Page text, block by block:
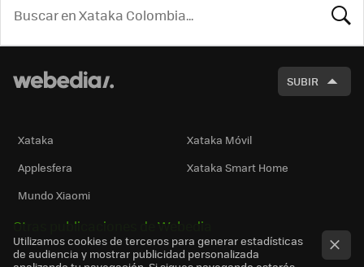
SUBIR
Xataka
Xataka Móvil
Applesfera
Xataka Smart Home
Mundo Xiaomi
Otras publicaciones de Webedia
Utilizamos cookies de terceros para generar estadísticas
de audiencia y mostrar publicidad personalizada